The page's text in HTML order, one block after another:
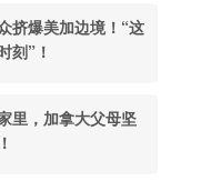
挤爆美加边境！“这
刻”！
里，加拿大父母坚